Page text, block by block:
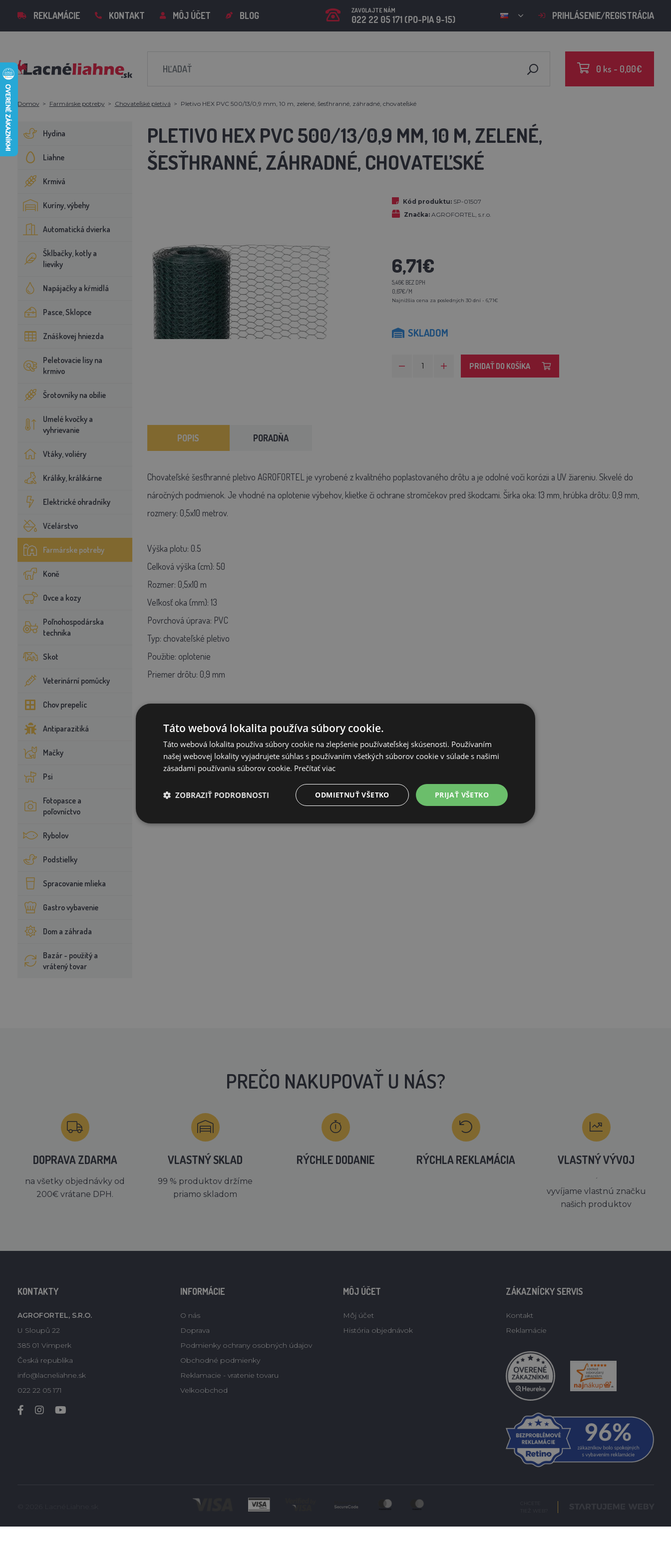
REKLAMÁCIE KONTAKT MÔJ ÚČET BLOG ZAVOLAJTE NÁM
022 22 05 171 (PO-PIA 9-15) PRIHLÁSENIE/REGISTRÁCIA
0 ks - 0,00€
Domov Farmárske potreby Chovateľské pletivá Pletivo HEX PVC 500/13/0,9 mm, 10 m, zelené, šesťhranné, záhradné, chovateľské
Hydina
Liahne
Krmivá
Kuríny, výbehy
Automatická dvierka
Šklbačky, kotly a
lieviky
Napájačky a kŕmidlá
Pasce, Sklopce
Znáškovej hniezda
Peletovacie lisy na
krmivo
Šrotovníky na obilie
Umelé kvočky a
vyhrievanie
Vtáky, voliéry
Králiky, králikárne
Elektrické ohradníky
Včelárstvo
Farmárske potreby
Koně
Ovce a kozy
Poľnohospodárska
technika
Skot
Veterinární pomůcky
Chov prepelíc
Antiparazitiká
Mačky
Psi
Fotopasce a
poľovníctvo
Rybolov
Podstielky
Spracovanie mlieka
Gastro vybavenie
Dom a záhrada
Bazár - použitý a
vrátený tovar
PLETIVO HEX PVC 500/13/0,9 MM, 10 M, ZELENÉ,
ŠESŤHRANNÉ, ZÁHRADNÉ, CHOVATEĽSKÉ
Kód produktu: SP-01507
Značka: AGROFORTEL, s.r.o.
6,71€
5,46€ BEZ DPH
0,67€/M
Najnižšia cena za posledných 30 dní - 6,71€
SKLADOM
PRIDAŤ DO KOŠÍKA
POPIS PORADŇA
Chovateľské šesťhranné pletivo AGROFORTEL je vyrobené z kvalitného poplastovaného drôtu a je odolné voči korózii a UV žiareniu. Skvelé do
náročných podmienok. Je vhodné na oplotenie výbehov, klietke či ochrane stromčekov pred škodcami. Šírka oka: 13 mm, hrúbka drôtu: 0,9 mm,
rozmery: 0,5x10 metrov.
Výška plotu: 0.5
Celková výška (cm): 50
Rozmer: 0,5x10 m
Veľkosť oka (mm): 13
Povrchová úprava: PVC
Typ: chovateľské pletivo
Použitie: oplotenie
Priemer drôtu: 0,9 mm
PREČO NAKUPOVAŤ U NÁS?
DOPRAVA ZDARMA
na všetky objednávky od
200€ vrátane DPH.
VLASTNÝ SKLAD
99 % produktov držíme
priamo skladom
RÝCHLE DODANIE RÝCHLA REKLAMÁCIA VLASTNÝ VÝVOJ
´
vyvíjame vlastnú značku
našich produktov
KONTAKTY
AGROFORTEL, S.R.O.
U Sloupů 22
385 01 Vimperk
Česká republika
info@lacneliahne.sk
022 22 05 171
INFORMÁCIE
O nás
Doprava
Podmienky ochrany osobných údajov
Obchodné podmienky
Reklamacie - vratenie tovaru
Velkoobchod
MÔJ ÚČET
Môj účet
História objednávok
ZÁKAZNÍCKY SERVIS
Kontakt
Reklamácie
Táto webová lokalita používa súbory cookie.
Táto webová lokalita používa súbory cookie na zlepšenie používateľskej skúsenosti. Používaním
našej webovej lokality vyjadrujete súhlas s používaním všetkých súborov cookie v súlade s našimi
zásadami používania súborov cookie. Prečítať viac
PRIJAŤ VŠETKO
ODMIETNUŤ VŠETKO
ZOBRAZIŤ PODROBNOSTI